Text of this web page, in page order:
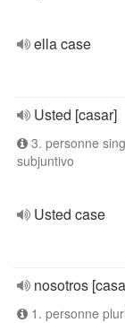
ella case
Usted [casar]
3. personne
subjuntivo
Usted case
nosotros
1. personne